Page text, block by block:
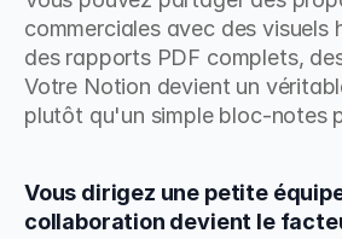
commerciales avec des visuels
des rapports PDF complets,
Votre Notion devient un
plutôt qu'un simple bloc-notes
Vous dirigez une petite
collaboration devient le